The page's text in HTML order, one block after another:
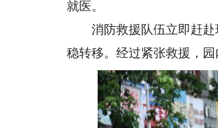
就医。
消防救援队伍立即赶赴
稳转移。经过紧张救援，园